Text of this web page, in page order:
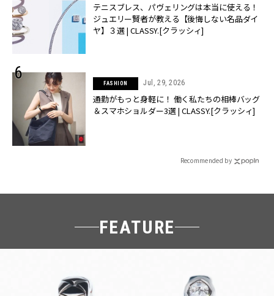
テニスブレス、パヴェリングは本当に使える！
ジュエリー賢者が教える【後悔しない名品ダイ
ヤ】３選 | CLASSY.[クラッシィ]
FASHION Jul, 29, 2026
通勤がもっと身軽に！ 働く私たちの相棒バッグ
＆スマホショルダー3選 | CLASSY.[クラッシィ]
Recommended by
FEATURE